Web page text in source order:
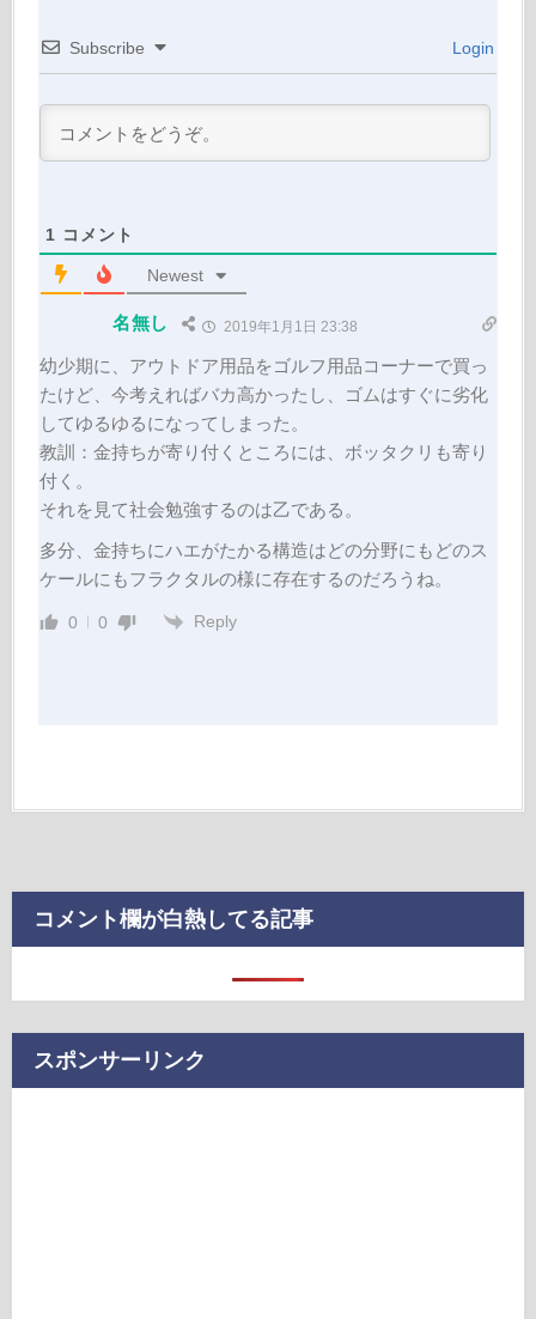
Subscribe Login
1 コメント
Newest
名無し 2019年1月1日 23:38
幼少期に、アウトドア用品をゴルフ用品コーナーで買っ
たけど、今考えればバカ高かったし、ゴムはすぐに劣化
してゆるゆるになってしまった。
教訓：金持ちが寄り付くところには、ボッタクリも寄り
付く。
それを見て社会勉強するのは乙である。
多分、金持ちにハエがたかる構造はどの分野にもどのス
ケールにもフラクタルの様に存在するのだろうね。
0 0 Reply
コメント欄が白熱してる記事
スポンサーリンク